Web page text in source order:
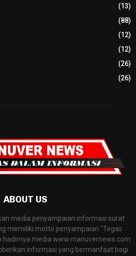
(13)
(88)
(12)
(12)
(26)
(26)
ABOUT US
media penyampaian informasi surat
memiliki motto penyampaian "Tegas
hadirnya media www.manuvernews.com
informasi yang bermanfaat bagi